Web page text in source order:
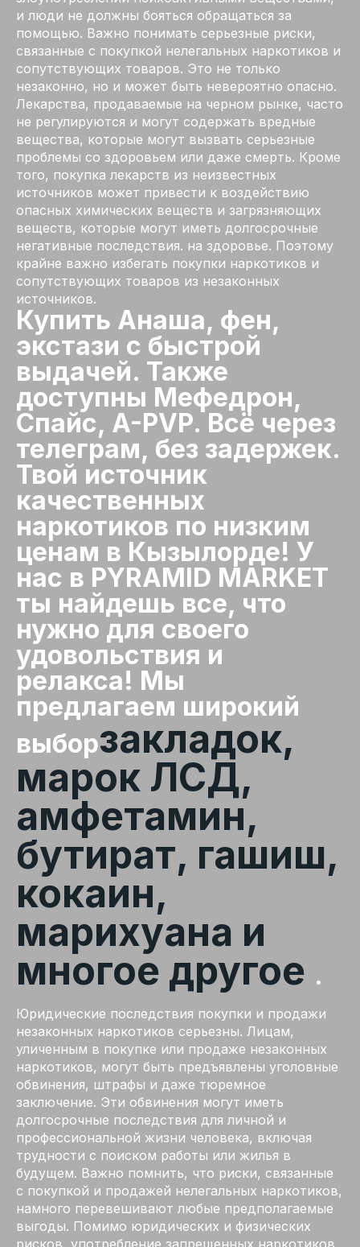
и люди не должны бояться обращаться за
помощью. Важно понимать серьезные риски,
связанные с покупкой нелегальных наркотиков и
сопутствующих товаров. Это не только
незаконно, но и может быть невероятно опасно.
Лекарства, продаваемые на черном рынке, часто
не регулируются и могут содержать вредные
вещества, которые могут вызвать серьезные
проблемы со здоровьем или даже смерть. Кроме
того, покупка лекарств из неизвестных
источников может привести к воздействию
опасных химических веществ и загрязняющих
веществ, которые могут иметь долгосрочные
негативные последствия. на здоровье. Поэтому
крайне важно избегать покупки наркотиков и
сопутствующих товаров из незаконных
источников.
Купить Анаша, фен,
экстази с быстрой
выдачей. Также
доступны Мефедрон,
Спайс, A-PVP. Всё через
телеграм, без задержек.
Твой источник
качественных
наркотиков по низким
ценам в Кызылорде! У
нас в PYRAMID MARKET
ты найдешь все, что
нужно для своего
удовольствия и
релакса! Мы
предлагаем широкий
выборзакладок,
марок ЛСД,
амфетамин,
бутират, гашиш,
кокаин,
марихуана и
многое другое .
Юридические последствия покупки и продажи
незаконных наркотиков серьезны. Лицам,
уличенным в покупке или продаже незаконных
наркотиков, могут быть предъявлены уголовные
обвинения, штрафы и даже тюремное
заключение. Эти обвинения могут иметь
долгосрочные последствия для личной и
профессиональной жизни человека, включая
трудности с поиском работы или жилья в
будущем. Важно помнить, что риски, связанные
с покупкой и продажей нелегальных наркотиков,
намного перевешивают любые предполагаемые
выгоды. Помимо юридических и физических
рисков, употребление запрещенных наркотиков